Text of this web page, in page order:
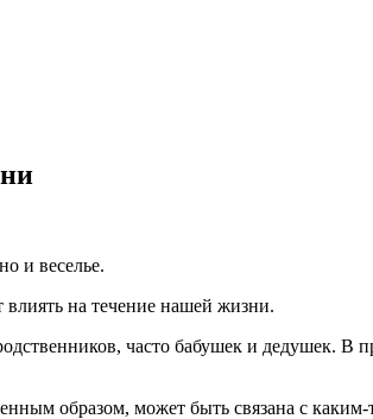
и веселье.
на течение нашей жизни.
часто бабушек и дедушек. В
образом, может быть связана с